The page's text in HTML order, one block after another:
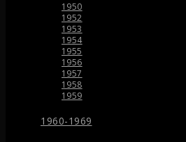
1950
1952
1953
1954
1955
1956
1957
1958
1959
1960-1969